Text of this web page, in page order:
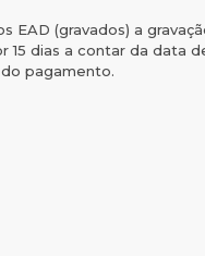
EAD (gravados) a
15 dias a contar da data
pagamento.